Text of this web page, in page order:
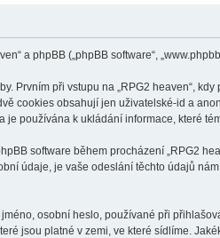
a phpBB („phpBB software“,
Prvním při vstupu na „RPG2 heaven“,
cookies obsahují jen uživatelské-id a
je používána k ukládání informace, které
software během procházení „RPG2
údaje, je vaše odeslání těchto údajů
osobní heslo, používané při
jsou platné v zemi, ve které sídlíme.